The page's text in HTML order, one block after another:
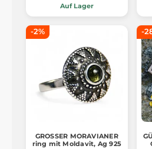
Auf Lager
-2%
GROSSER MORAVIANER
ring mit Moldavit, Ag 925
-